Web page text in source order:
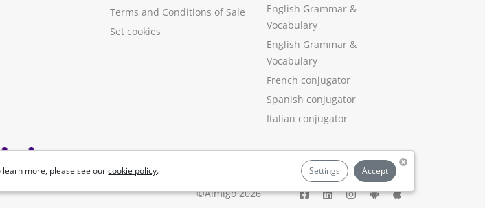
learn more, please see ourcookie policy. Settings Accept
Terms and Conditions of Sale
Set cookies
English Grammar &
Vocabulary
English Grammar &
Vocabulary
French conjugator
Spanish conjugator
Italian conjugator
©Aimigo 2026